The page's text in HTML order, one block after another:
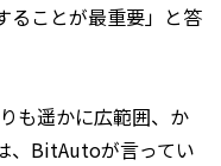
ることが最重要」と答
も遥かに広範囲、か
、BitAutoが言ってい